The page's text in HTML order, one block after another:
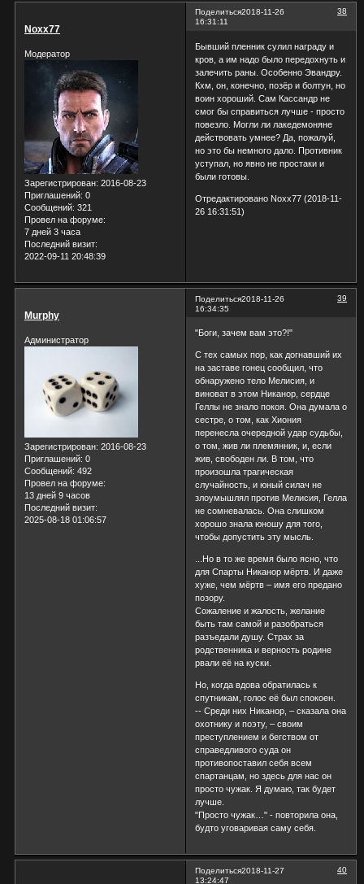
Поделиться 38
2018-11-26
16:31:11
Noxx77
Модератор
Зарегистрирован: 2016-08-23
Приглашений: 0
Сообщений: 321
Провел на форуме:
7 дней 3 часа
Последний визит:
2022-09-11 20:48:39
Бывший пленник сулил награду и
кров, а им надо было передохнуть и
залечить раны. Особенно Эвандру.
Кхм, он, конечно, позёр и болтун, но
воин хороший. Сам Кассандр не
смог бы справиться лучше - просто
повезло. Могли ли лакедемоняне
действовать умнее? Да, пожалуй,
но это бы немного дало. Противник
уступал, но явно не простаки и
были готовы.
Отредактировано Noxx77 (2018-11-
26 16:31:51)
Поделиться 39
2018-11-26
16:34:35
Murphy
Администратор
Зарегистрирован: 2016-08-23
Приглашений: 0
Сообщений: 492
Провел на форуме:
13 дней 9 часов
Последний визит:
2025-08-18 01:06:57
"Боги, зачем вам это?!"
С тех самых пор, как догнавший их
на заставе гонец сообщил, что
обнаружено тело Мелисия, и
виноват в этом Никанор, сердце
Геллы не знало покоя. Она думала о
сестре, о том, как Хиония
перенесла очередной удар судьбы,
о том, жив ли племянник, и, если
жив, свободен ли. В том, что
произошла трагическая
случайность, и юный силач не
злоумышлял против Мелисия, Гелла
не сомневалась. Она слишком
хорошо знала юношу для того,
чтобы допустить эту мысль.
...Но в то же время было ясно, что
для Спарты Никанор мёртв. И даже
хуже, чем мёртв – имя его предано
позору.
Сожаление и жалость, желание
быть там самой и разобраться
разъедали душу. Страх за
родственника и верность родине
рвали её на куски.
Но, когда вдова обратилась к
спутникам, голос её был спокоен.
-- Среди них Никанор, – сказала она
охотнику и поэту, – своим
преступлением и бегством от
справедливого суда он
противопоставил себя всем
спартанцам, но здесь для нас он
просто чужак. Я думаю, так будет
лучше.
"Просто чужак…" - повторила она,
будто уговаривая саму себя.
Поделиться 40
2018-11-27
13:24:47